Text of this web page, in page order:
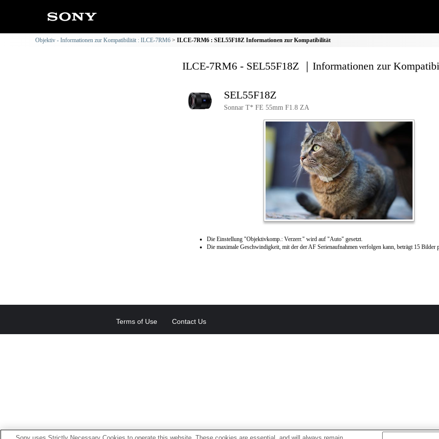
Objektiv - Informationen zur Kompatibilität : ILCE-7RM6 ILCE-7RM6 : SEL55F18Z Informationen zur Kompatibilität
ILCE-7RM6 - SEL55F18Z ｜Informationen zur
SEL55F18Z
Sonnar T* FE 55mm F1.8 ZA
Die Einstellung "Objektivkomp.: Verzerr." wird auf "Auto" gesetzt.
Die maximale Geschwindigkeit, mit der der AF Serienaufnahmen verfolgen kann, beträgt 15 Bilder
Terms of Use Contact Us